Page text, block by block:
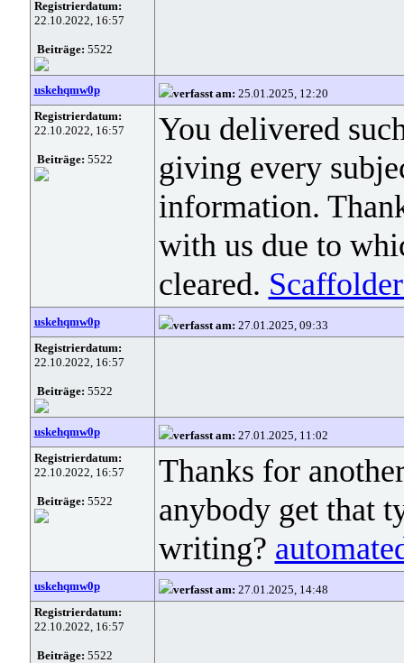
Registrierdatum:
22.10.2022, 16:57
Beiträge: 5522
uskehqmw0p verfasst am: 25.01.2025, 12:20
Registrierdatum:
22.10.2022, 16:57
Beiträge: 5522
You delivered
giving every
information.
with us due to
cleared.
uskehqmw0p verfasst am: 27.01.2025, 09:33
Registrierdatum:
22.10.2022, 16:57
Beiträge: 5522
uskehqmw0p verfasst am: 27.01.2025, 11:02
Registrierdatum:
22.10.2022, 16:57
Beiträge: 5522
Thanks for
anybody get that
writing?
uskehqmw0p verfasst am: 27.01.2025, 14:48
Registrierdatum:
22.10.2022, 16:57
Beiträge: 5522